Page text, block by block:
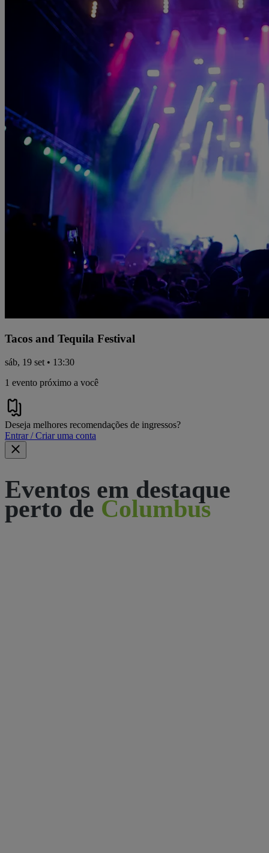
Tacos and Tequila Festival
sáb, 19 set • 13:30
1 evento próximo a você
Deseja melhores recomendações de ingressos?
Entrar / Criar uma conta
Eventos em destaque
perto de Columbus